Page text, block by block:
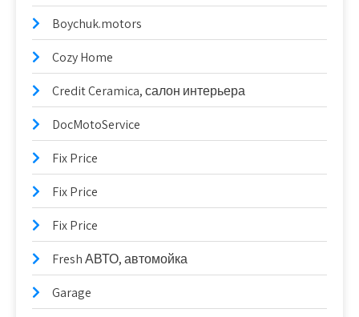
Boychuk.motors
Cozy Home
Credit Ceramica, салон интерьера
DocMotoService
Fix Price
Fix Price
Fix Price
Fresh АВТО, автомойка
Garage